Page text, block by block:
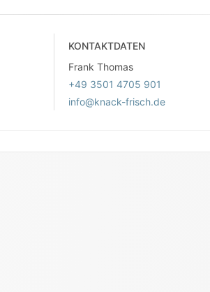
KONTAKTDATEN
Frank Thomas
+49 3501 4705 901
info@knack-frisch.de